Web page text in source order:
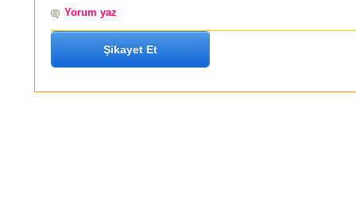
Yorum yaz
Şikayet Et